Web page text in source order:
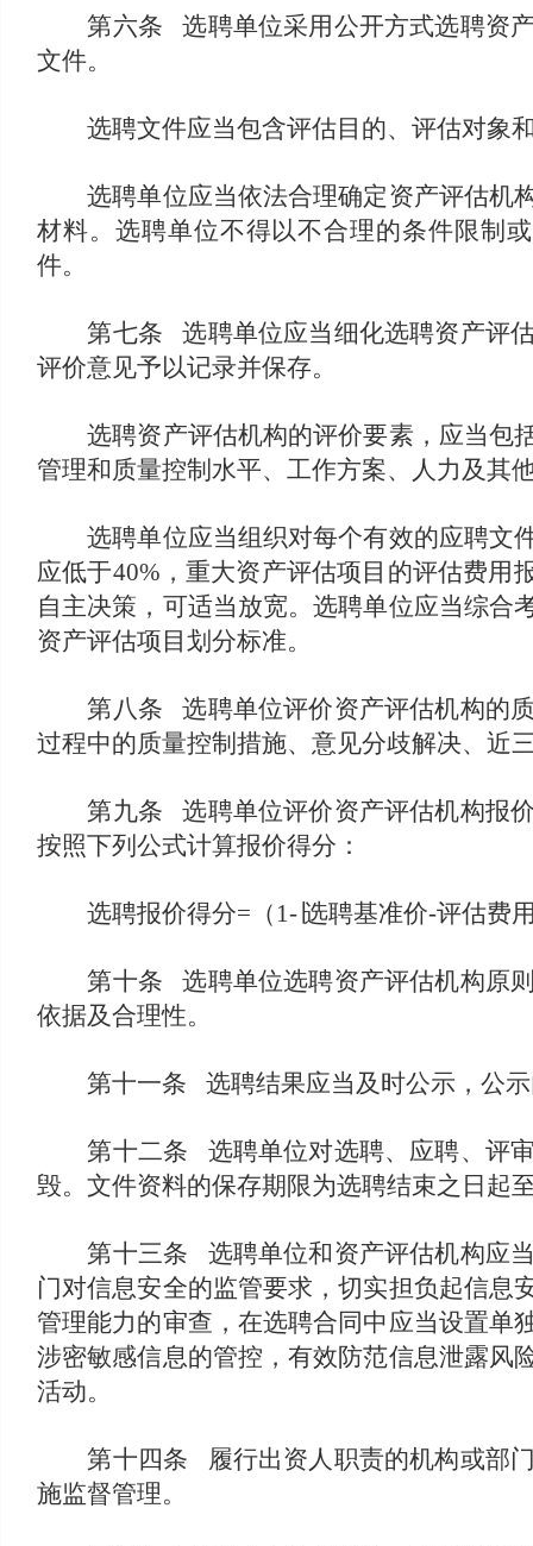
第六条 选聘单位采用公开方式选聘资产
文件。
选聘文件应当包含评估目的、评估对象
选聘单位应当依法合理确定资产评估机构
材料。选聘单位不得以不合理的条件限制
件。
第七条 选聘单位应当细化选聘资产评估
评价意见予以记录并保存。
选聘资产评估机构的评价要素，应当包括
管理和质量控制水平、工作方案、人力及
选聘单位应当组织对每个有效的应聘文件
应低于40%，重大资产评估项目的评估费用
自主决策，可适当放宽。选聘单位应当综合
资产评估项目划分标准。
第八条 选聘单位评价资产评估机构的质
过程中的质量控制措施、意见分歧解决、
第九条 选聘单位评价资产评估机构报价
按照下列公式计算报价得分：
选聘报价得分=（1-∣选聘基准价-评估费
第十条 选聘单位选聘资产评估机构原则
依据及合理性。
第十一条 选聘结果应当及时公示，公示
第十二条 选聘单位对选聘、应聘、评审
毁。文件资料的保存期限为选聘结束之日起
第十三条 选聘单位和资产评估机构应当
门对信息安全的监管要求，切实担负起信息
管理能力的审查，在选聘合同中应当设置单
涉密敏感信息的管控，有效防范信息泄露风
活动。
第十四条 履行出资人职责的机构或部门
施监督管理。